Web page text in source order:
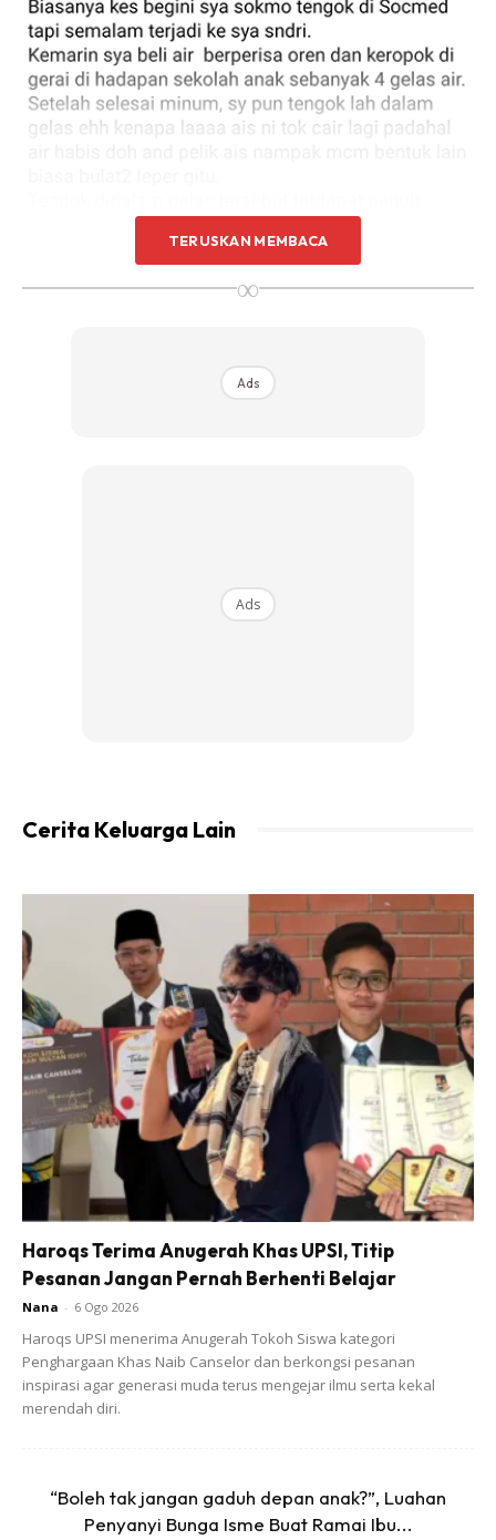
[TRENDING]“Dua-dua Princess Umi.” Ramai Puji Cara
Isteri Fizo Omar Layan Maryam
[TIP MASAK]
Hanya 15 Minit, Daging Liat Dapat
Dilembutkan
TERUSKAN MEMBACA
∞
Ads
Ads
Cerita Keluarga Lain
Haroqs Terima Anugerah Khas UPSI, Titip
Pesanan Jangan Pernah Berhenti Belajar
Nana - 6 Ogo 2026
Haroqs UPSI menerima Anugerah Tokoh Siswa kategori
Penghargaan Khas Naib Canselor dan berkongsi pesanan
inspirasi agar generasi muda terus mengejar ilmu serta kekal
merendah diri.
“Boleh tak jangan gaduh depan anak?”, Luahan
Penyanyi Bunga Isme Buat Ramai Ibu...